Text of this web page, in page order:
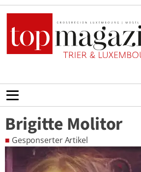
Brigitte Molitor
■ Gesponserter Artikel